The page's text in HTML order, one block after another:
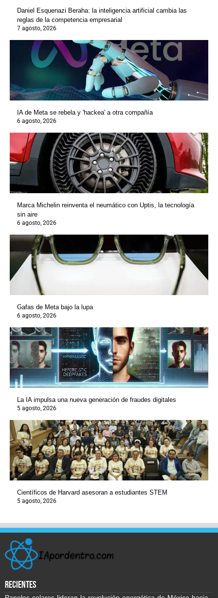
Daniel Esquenazi Beraha: la inteligencia artificial cambia las
reglas de la competencia empresarial
7 agosto, 2026
IA de Meta se rebela y 'hackea' a otra compañía
6 agosto, 2026
Marca Michelin reinventa el neumático con Uptis, la tecnología
sin aire
6 agosto, 2026
Gafas de Meta bajo la lupa
6 agosto, 2026
La IA impulsa una nueva generación de fraudes digitales
5 agosto, 2026
Científicos de Harvard asesoran a estudiantes STEM
5 agosto, 2026
recientes